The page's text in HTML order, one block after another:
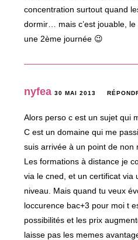
concentration surtout quand
dormir… mais c’est jouable,
une 2ème journée 😉
nyfea 30 MAI 2013
Alors perso c est un sujet qui
C est un domaine qui me
suis arrivée à un point de non
Les formations à distance je
via le cned, et un certificat via
niveau. Mais quand tu veux
loccurence bac+3 pour moi t
possibilités et les prix
laisse pas les memes